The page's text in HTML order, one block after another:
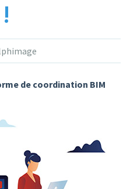
de coordination BIM